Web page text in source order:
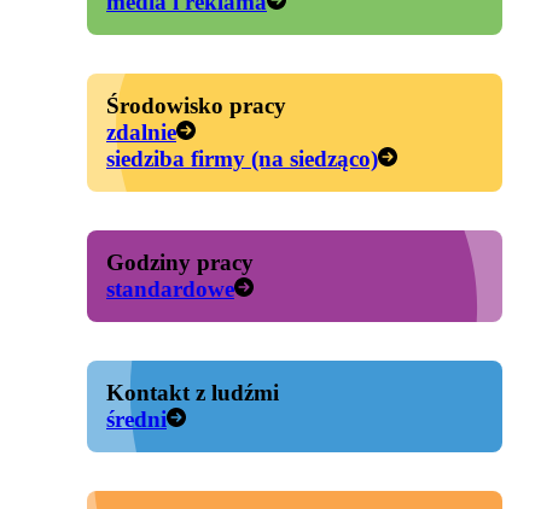
Środowisko pracy
zdalnie
siedziba firmy (na siedząco)
Godziny pracy
standardowe
Kontakt z ludźmi
średni